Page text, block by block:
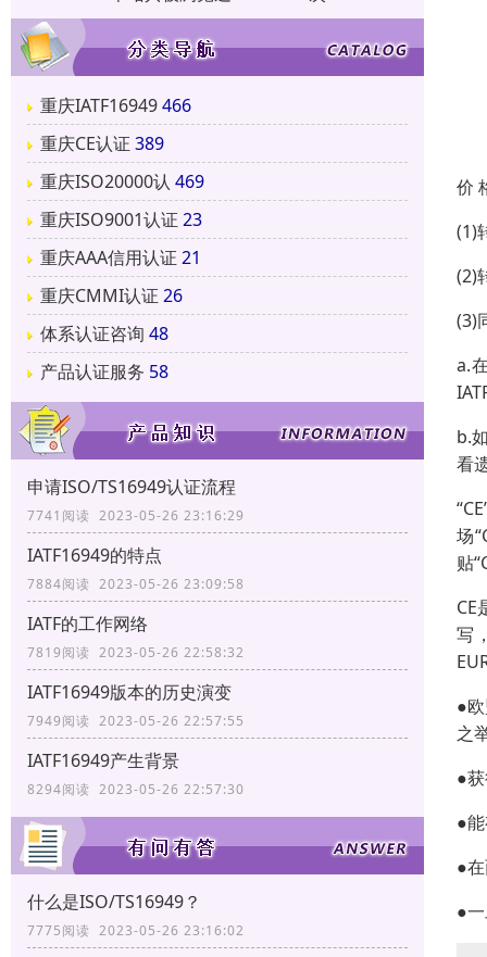
重庆IATF16949466
重庆CE认证 389
重庆ISO20000认 469
重庆ISO9001认证 23
重庆AAA信用认证 21
重庆CMMI认证 26
体系认证咨询 48
产品认证服务 58
申请ISO/TS16949认证流程
7741阅读 2023-05-26 23:16:29
IATF16949的特点
7884阅读 2023-05-26 23:09:58
IATF的工作网络
7819阅读 2023-05-26 22:58:32
IATF16949版本的历史演变
7949阅读 2023-05-26 22:57:55
IATF16949产生背景
8294阅读 2023-05-26 22:57:30
什么是ISO/TS16949？
7775阅读 2023-05-26 23:16:02
价
(1)
(2)
(3)
a.
b.
看
场
贴
CE
写
●
之
●
●
●
●